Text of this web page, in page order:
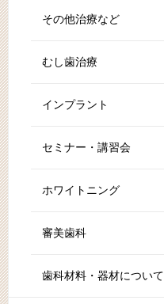
その他治療など
むし歯治療
インプラント
セミナー・講習会
ホワイトニング
審美歯科
歯科材料・器材について